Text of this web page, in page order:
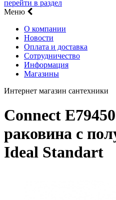
перейти в раздел
Меню
О компании
Новости
Оплата и доставка
Сотрудничество
Информация
Магазины
Интернет магазин сантехники
Connect
раковина с
Ideal Standart